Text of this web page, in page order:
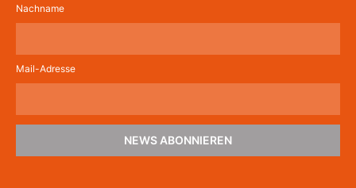
Nachname
Mail-Adresse
NEWS ABONNIEREN